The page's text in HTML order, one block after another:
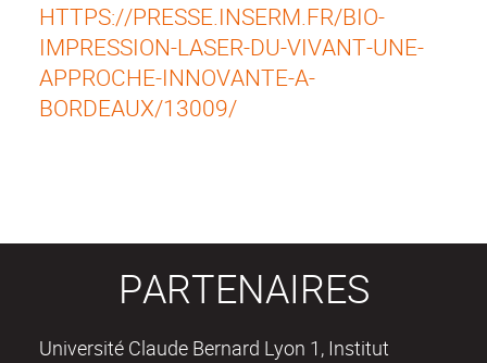
HTTPS://PRESSE.INSERM.FR/BIO-
IMPRESSION-LASER-DU-VIVANT-UNE-
APPROCHE-INNOVANTE-A-
BORDEAUX/13009/
PARTENAIRES
Université Claude Bernard Lyon 1, Institut